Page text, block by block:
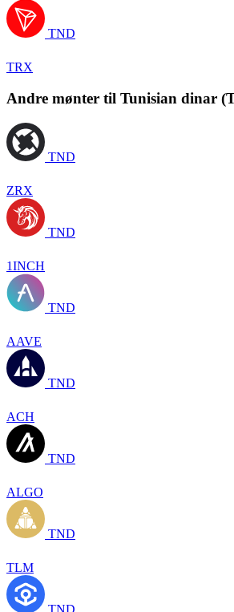
TND
TRX
Andre mønter til Tunisian dinar
TND
ZRX
TND
1INCH
TND
AAVE
TND
ACH
TND
ALGO
TND
TLM
TND